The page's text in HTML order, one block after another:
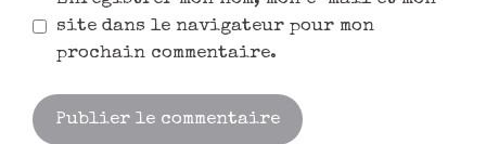
site dans le navigateur pour mon
prochain commentaire.